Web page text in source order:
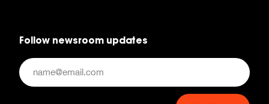
Follow newsroom updates